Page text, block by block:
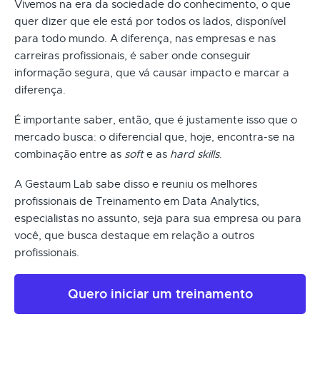
Vivemos na era da sociedade do conhecimento, o que
quer dizer que ele está por todos os lados, disponível
para todo mundo. A diferença, nas empresas e nas
carreiras profissionais, é saber onde conseguir
informação segura, que vá causar impacto e marcar a
diferença.
É importante saber, então, que é justamente isso que o
mercado busca: o diferencial que, hoje, encontra-se na
combinação entre as softe as hard skills.
A Gestaum Lab sabe disso e reuniu os melhores
profissionais de Treinamento em Data Analytics,
especialistas no assunto, seja para sua empresa ou para
você, que busca destaque em relação a outros
profissionais.
Quero iniciar um treinamento